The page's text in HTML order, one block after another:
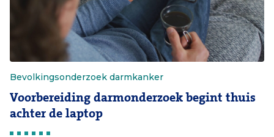
Bevolkingsonderzoek darmkanker
Voorbereiding darmonderzoek begint thuis
achter de laptop